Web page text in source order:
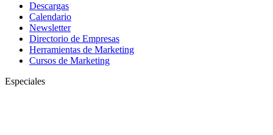
Descargas
Calendario
Newsletter
Directorio de Empresas
Herramientas de Marketing
Cursos de Marketing
Especiales